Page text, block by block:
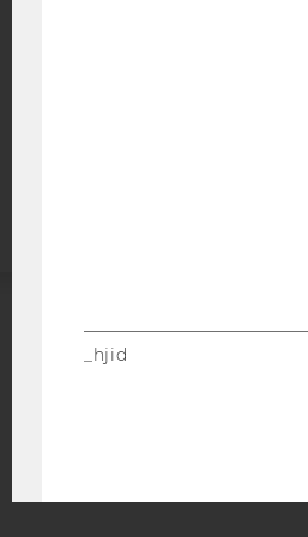
ACCREDITED BY:
_hjid